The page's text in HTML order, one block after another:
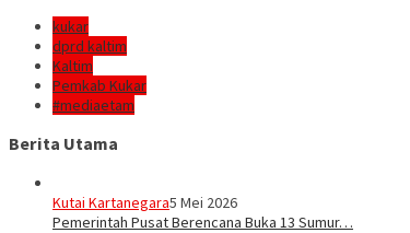
kukar
dprd kaltim
Kaltim
Pemkab Kukar
#mediaetam
Berita Utama
Kutai Kartanegara5 Mei 2026
Pemerintah Pusat Berencana Buka 13 Sumur…